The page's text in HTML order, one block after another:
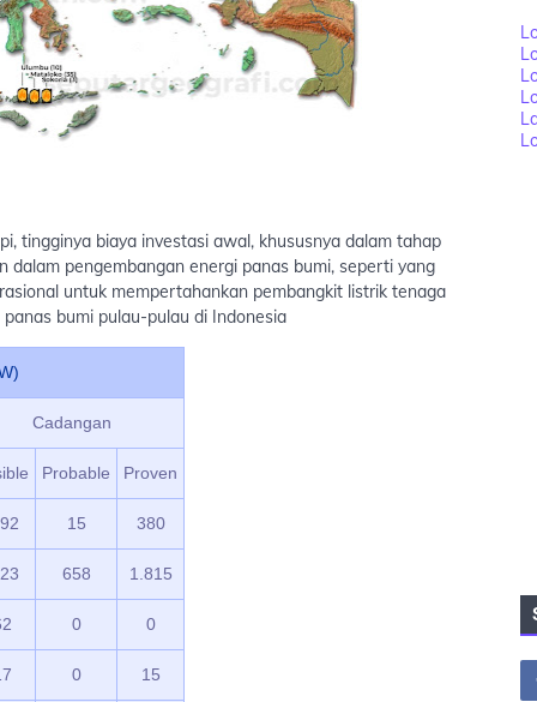
tingginya biaya investasi awal, khususnya dalam tahap
dalam pengembangan energi panas bumi, seperti yang
untuk mempertahankan pembangkit listrik tenaga
bumi pulau-pulau di Indonesia
Cadangan
Probable Proven
15 380
658 1.815
0 0
0 15